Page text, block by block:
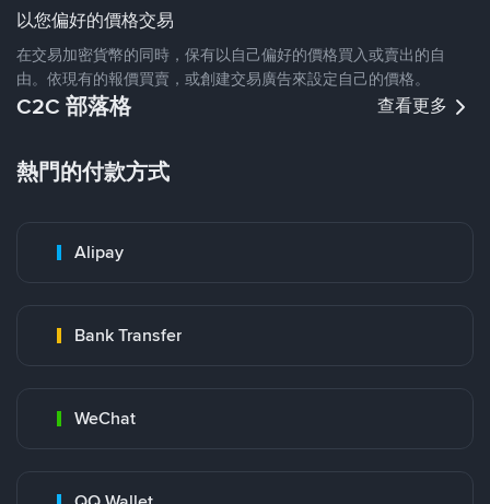
以您偏好的價格交易
在交易加密貨幣的同時，保有以自己偏好的價格買入或賣出的自
由。依現有的報價買賣，或創建交易廣告來設定自己的價格。
C2C 部落格 查看更多
熱門的付款方式
Alipay
Bank Transfer
WeChat